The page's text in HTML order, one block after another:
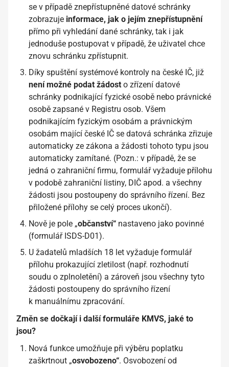
se v případě znepřístupněné datové schránky
zobrazuje informace, jak o jejím znepřístupnění
přímo při vyhledání dané schránky, tak i jak
jednoduše postupovat v případě, že uživatel chce
znovu schránku zpřístupnit.
Díky spuštění systémové kontroly na české IČ, již
není možné podat žádost o zřízení datové
schránky podnikající fyzické osobě nebo právnické
osobě zapsané v Registru osob. Všem
podnikajícím fyzickým osobám a právnickým
osobám mající české IČ se datová schránka zřizuje
automaticky ze zákona a žádosti tohoto typu jsou
automaticky zamítané. (Pozn.: v případě, že se
jedná o zahraniční firmu, formulář vyžaduje přílohu
v podobě zahraniční listiny, DIČ apod. a všechny
žádosti jsou postoupeny do správního řízení. Bez
přiložené přílohy se celý proces ukončí).
Nově je pole „občanství“ nastaveno jako povinné
(formulář ISDS-D01).
U žadatelů mladších 18 let vyžaduje formulář
přílohu prokazující zletilost (např. rozhodnutí
soudu o zplnoletění) a zároveň jsou všechny tyto
žádosti postoupeny do správního řízení
k manuálnímu zpracování.
Změn se dočkají i další formuláře KMVS, jaké to
jsou?
Nová funkce umožňuje při výběru poplatku
zaškrtnout „osvobozeno“. Osvobození od